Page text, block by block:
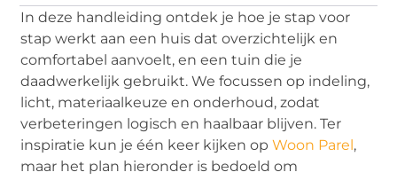
In deze handleiding ontdek je hoe je stap voor
stap werkt aan een huis dat overzichtelijk en
comfortabel aanvoelt, en een tuin die je
daadwerkelijk gebruikt. We focussen op indeling,
licht, materiaalkeuze en onderhoud, zodat
verbeteringen logisch en haalbaar blijven. Ter
inspiratie kun je één keer kijken opWoon Parel,
maar het plan hieronder is bedoeld om